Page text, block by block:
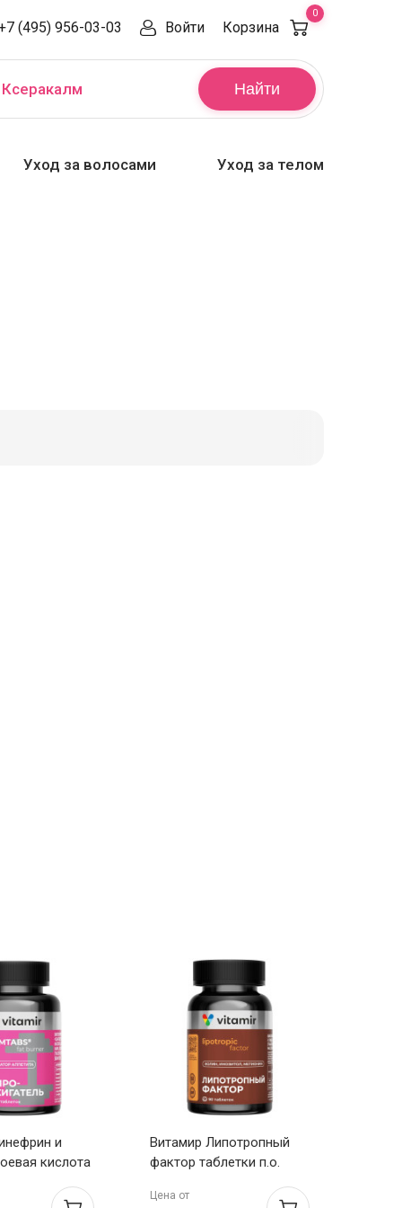
(495) 956-03-03 Войти Корзина
0
Найти
Ксеракалм
Уход за волосами Уход за телом
и
кислота
Витамир Липотропный
фактор таблетки п.о.
Цена от